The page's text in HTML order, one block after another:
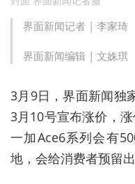
界面新闻记者 | 李家琦
界面新闻编辑 | 文姝琪
3月9日，界面新闻独
3月10号宣布涨价，
一加Ace6系列会有
地，会给消费者预留出